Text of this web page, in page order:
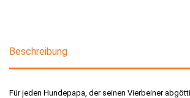
Beschreibung
Für jeden Hundepapa, der seinen Vierbeiner